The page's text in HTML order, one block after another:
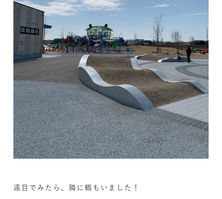
遠目でみたら、隣に鶴もいました！